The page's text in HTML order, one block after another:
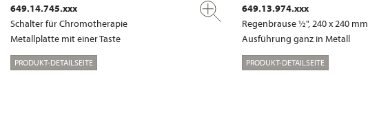
649.14.745.xxx
Schalter für Chromotherapie
Metallplatte mit einer Taste
PRODUKT-DETAILSEITE
649.13.974.xxx
Regenbrause ½", 240 x 240 mm
Ausführung ganz in Metall
PRODUKT-DETAILSEITE